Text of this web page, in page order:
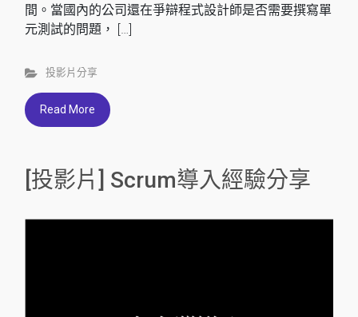
間。當國內的公司還在爭辯程式設計師是否需要撰寫單
元測試的問題， […]
投影片分享
Read More
[投影片] Scrum導入經驗分享